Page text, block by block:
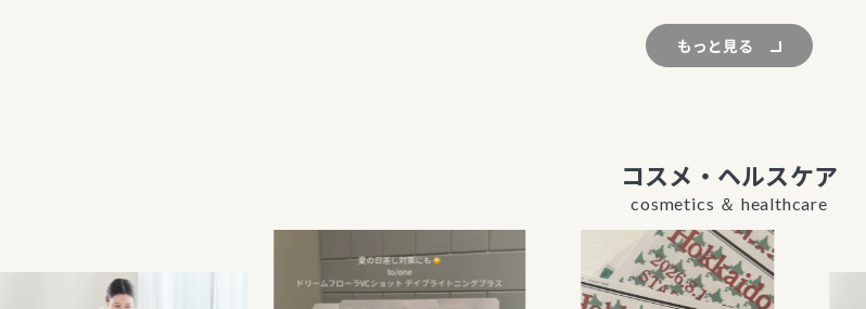
もっと見る
コスメ・ヘルスケア
cosmetics ＆ healthcare